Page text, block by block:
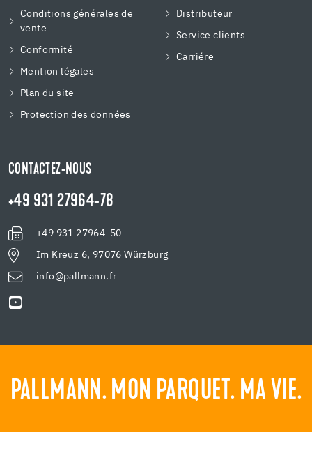
Conditions générales de
vente
Conformité
Mention légales
Plan du site
Protection des données
Distributeur
Service clients
Carriére
CONTACTEZ-NOUS
+49 931 27964-78
+49 931 27964-50
Im Kreuz 6, 97076 Würzburg
info@pallmann.fr
PALLMANN. MON PARQUET. MA VIE.